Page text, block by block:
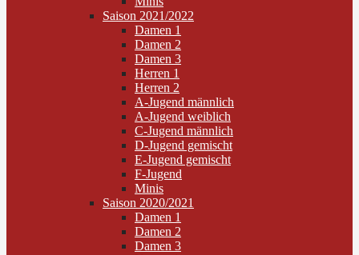
Saison 2021/2022
Damen 1
Damen 2
Damen 3
Herren 1
Herren 2
A-Jugend männlich
A-Jugend weiblich
C-Jugend männlich
D-Jugend gemischt
E-Jugend gemischt
F-Jugend
Minis
Saison 2020/2021
Damen 1
Damen 2
Damen 3